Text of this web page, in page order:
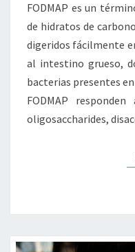
FODMAP es un
de hidratos de
digeridos fácilmente
al intestino grueso,
bacterias presentes
FODMAP
oligosaccharides,